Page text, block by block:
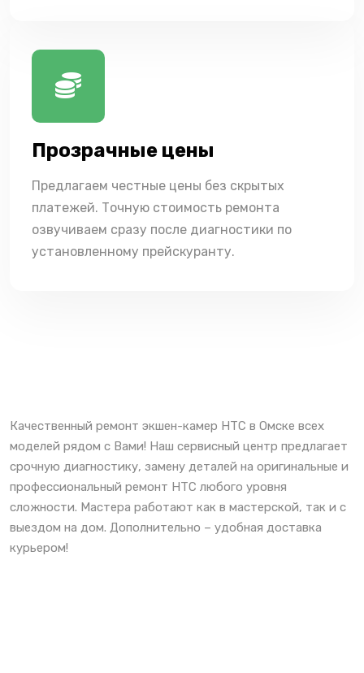
Прозрачные цены
Предлагаем честные цены без скрытых
платежей. Точную стоимость ремонта
озвучиваем сразу после диагностики по
установленному прейскуранту.
Качественный ремонт экшен-камер HTC в Омске всех
моделей рядом с Вами! Наш сервисный центр предлагает
срочную диагностику, замену деталей на оригинальные и
профессиональный ремонт HTC любого уровня
сложности. Мастера работают как в мастерской, так и с
выездом на дом. Дополнительно – удобная доставка
курьером!